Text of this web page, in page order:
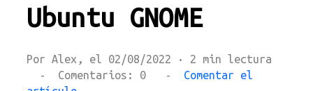
Ubuntu GNOME
Por Alex, el 02/08/2022 · 2 min lectura
- Comentarios: 0 - Comentar el